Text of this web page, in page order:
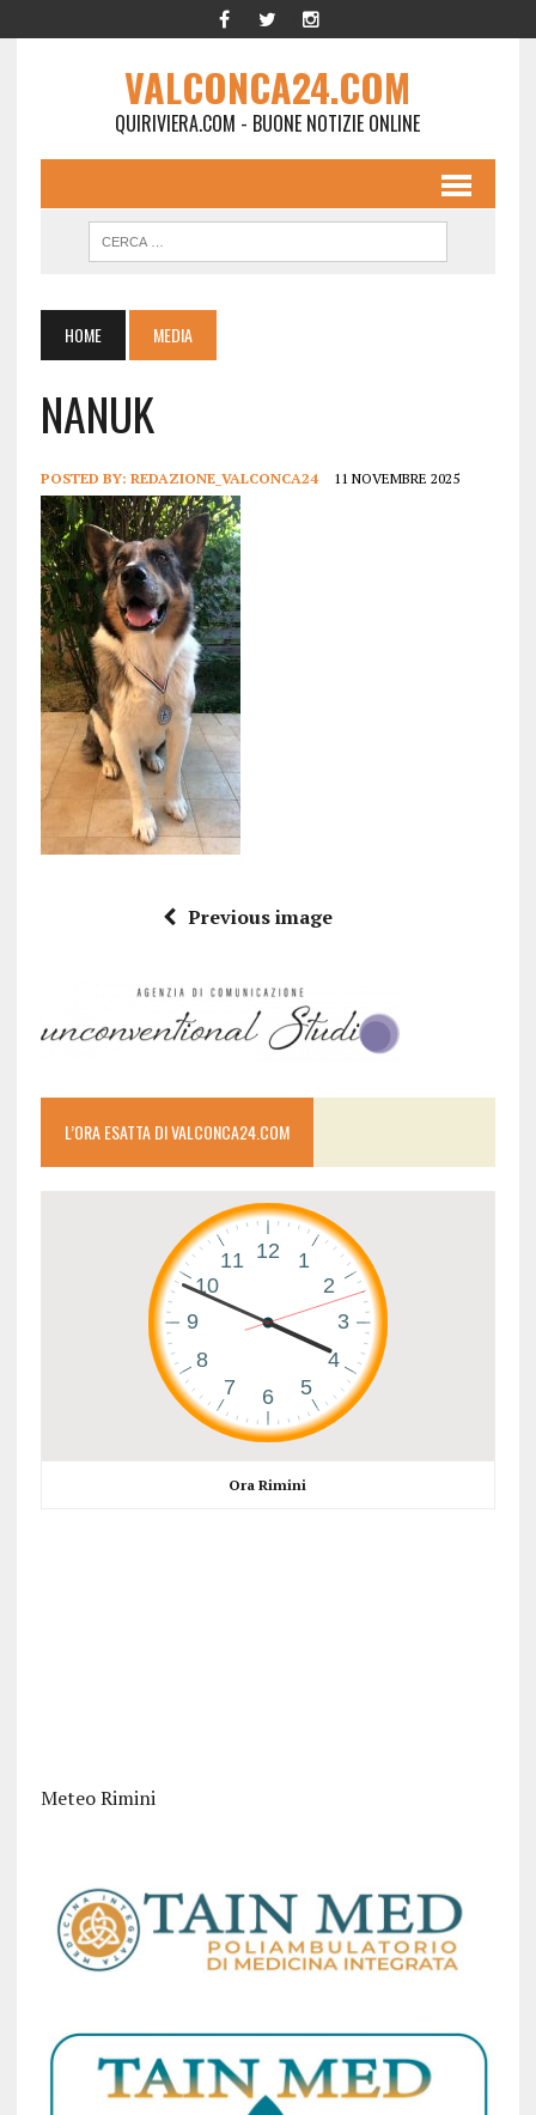
VALCONCA24.COM
QUIRIVIERA.COM - BUONE NOTIZIE ONLINE
HOME MEDIA
NANUK
POSTED BY: REDAZIONE_VALCONCA24 11 NOVEMBRE 2025
Previous image
L’ORA ESATTA DI VALCONCA24.COM
Ora Rimini
Meteo Rimini